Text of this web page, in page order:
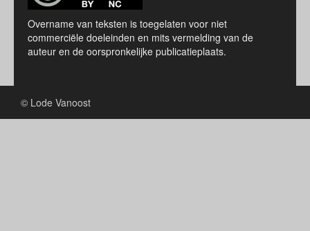
Overname van teksten is toegelaten voor niet
commerciële doeleinden en mits vermelding van de
auteur en de oorspronkelijke publicatieplaats.
© Lode Vanoost